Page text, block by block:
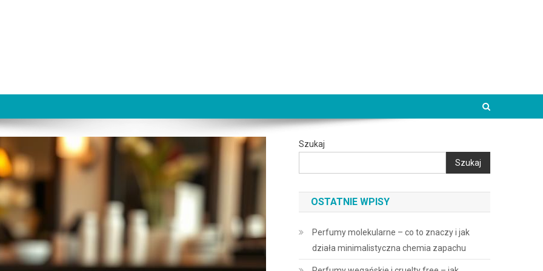
Szukaj
Szukaj
OSTATNIE WPISY
Perfumy molekularne – co to znaczy i jak
działa minimalistyczna chemia zapachu